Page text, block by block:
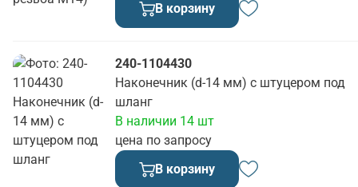
В корзину
240-1104430
Наконечник (d-14 мм) с штуцером под
шланг
цена по запросу
В наличии 14 шт
В корзину